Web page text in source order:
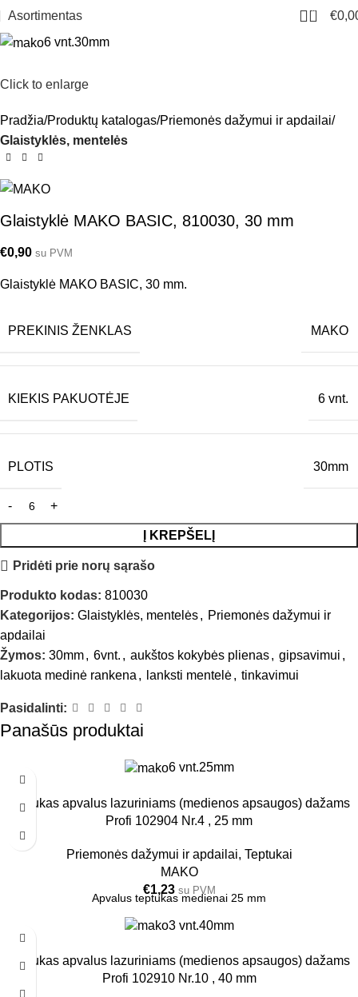
Asortimentas 0 €
6 vnt.30mm
Click to enlarge
Pradžia Produktų katalogas Priemonės dažymui ir apdailai
Glaistyklės, mentelės
Glaistyklė MAKO BASIC, 810030, 30 mm
€0,90 su PVM
Glaistyklė MAKO BASIC, 30 mm.
PREKINIS ŽENKLAS MAKO
KIEKIS PAKUOTĖJE 6 vnt.
PLOTIS 30mm
Į KREPŠELĮ
Pridėti prie norų sąrašo
Produkto kodas: 810030
Kategorijos: Glaistyklės, mentelės, Priemonės dažymui ir
apdailai
Žymos: 30mm, 6vnt. , aukštos kokybės plienas, gipsavimui ,
lakuota medinė rankena , lanksti mentelė, tinkavimui
Pasidalinti:
Panašūs produktai
6 vnt.25mm
Teptukas apvalus lazuriniams (medienos apsaugos) dažams
Profi 102904 Nr.4 , 25 mm
Priemonės dažymui ir apdailai, Teptukai
MAKO
€1,23 su PVM
Apvalus teptukas medienai 25 mm
3 vnt.40mm
Teptukas apvalus lazuriniams (medienos apsaugos) dažams
Profi 102910 Nr.10 , 40 mm